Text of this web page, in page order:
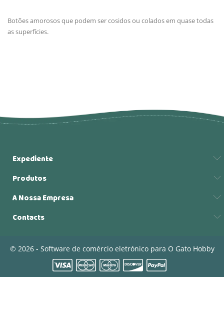
Botões amorosos que podem ser cosidos ou colados em quase todas
as superfícies.
Expediente
Produtos
A Nossa Empresa
Contacts
© 2026 - Software de comércio eletrónico para O Gato Hobby